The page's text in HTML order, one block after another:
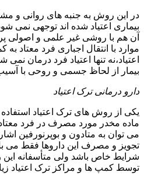
در این روش به جنبه های روانی و
بیماری اعتیاد شده اند توجهی نمی
آن هم با روشی غیر علمی و اصولی
موارد با انتقال اجباری فرد معتاد
اعتیاد،نه تنها اعتیاد فرد درمان
بیمار از لحاظ جسمی و روحی با
دارو درمانی ترک اعتیاد
یکی از روش های ترک اعتیاد استفاده
ماده مخدر مورد مصرف در فرد
می توان به متادون و بوپرنورفین
تجویز و مصرف این داروها فقط می
شرایط خاص باشد ولی متأسفانه این
توسط کمپ ها و مراکز ترک اعتیاد